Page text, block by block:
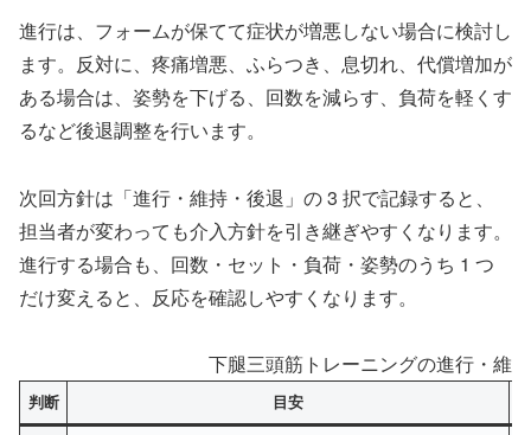
進行は、フォームが保てて症状が増悪しない場合に検討し
ます。反対に、疼痛増悪、ふらつき、息切れ、代償増加が
ある場合は、姿勢を下げる、回数を減らす、負荷を軽くす
るなど後退調整を行います。
次回方針は「進行・維持・後退」の 3 択で記録すると、
担当者が変わっても介入方針を引き継ぎやすくなります。
進行する場合も、回数・セット・負荷・姿勢のうち 1 つ
だけ変えると、反応を確認しやすくなります。
下腿三頭筋トレーニングの進行・維
判断 目安